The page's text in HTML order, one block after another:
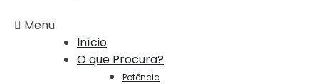
Menu
Início
O que Procura?
Potência